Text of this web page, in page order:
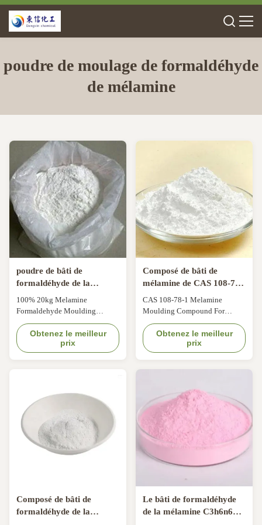
poudre de moulage de formaldéhyde
de mélamine
poudre de bâti de
formaldéhyde de la
mélamine 20kg de 100%
pour le restaurant
100% 20kg Melamine
Formaldehyde Moulding
Powder For Restaurant Product
Description Melamine
Formaldehyde Molding Powder
is extensively used for standard
engineering plastics required for
designing terminal block ...
Obtenez le meilleur
prix
Composé de bâti de
mélamine de CAS 108-78-
1 pour presser la vaisselle
CAS 108-78-1 Melamine
Moulding Compound For
Pressing Tableware Product
Description Melamine
formaldehyde molding
compound(abbreviation A5) is a
ingredient is melamine. This
kind of high molecular
synthetic material is produced
under scientific ...
Obtenez le meilleur
prix
Composé de bâti de
formaldéhyde de la
Le bâti de formaldéhyde
de la mélamine C3h6n6